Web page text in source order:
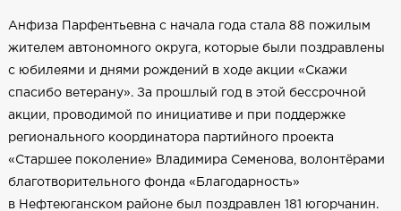
Анфиза Парфентьевна с начала года стала 88 пожилым
жителем автономного округа, которые были поздравлены
с юбилеями и днями рождений в ходе акции «Скажи
спасибо ветерану». За прошлый год в этой бессрочной
акции, проводимой по инициативе и при поддержке
регионального координатора партийного проекта
«Старшее поколение» Владимира Семенова, волонтёрами
благотворительного фонда «Благодарность»
в Нефтеюганском районе был поздравлен 181 югорчанин.